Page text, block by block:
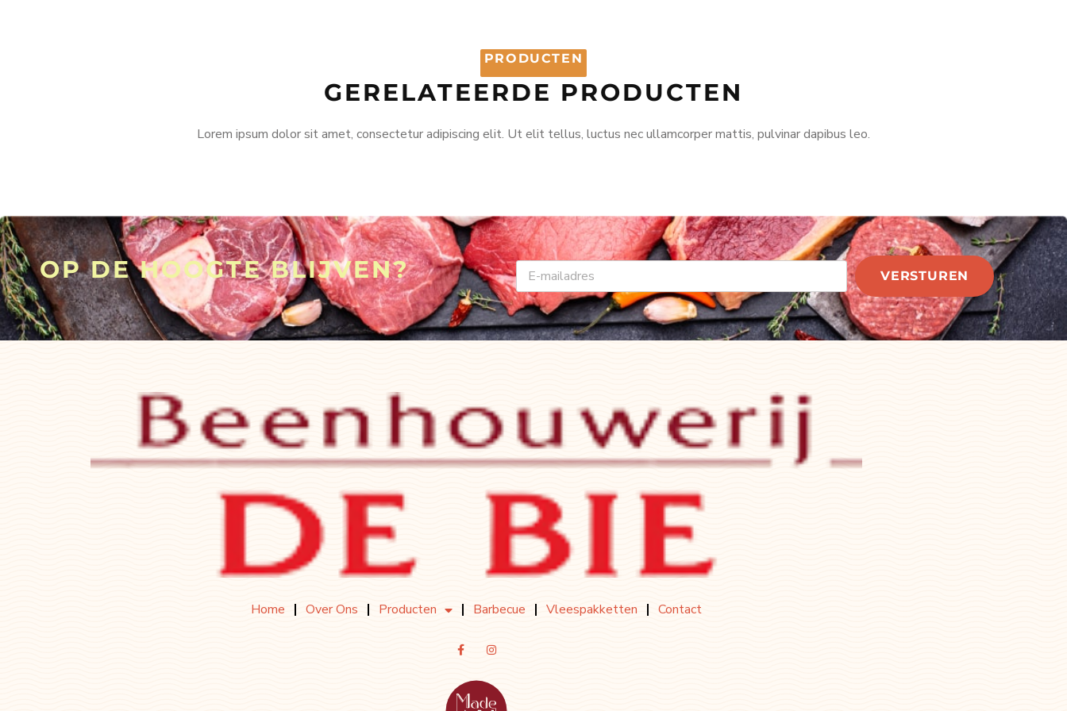
PRODUCTEN
GERELATEERDE PRODUCTEN
Lorem ipsum dolor sit amet, consectetur adipiscing elit. Ut elit tellus, luctus nec ullamcorper mattis, pulvinar dapibus leo.
OP DE HOOGTE BLIJVEN? EMAIL
VERSTUREN
Home Over Ons Producten Barbecue Vleespakketten Contact
F
A
E
B
O
I
N
A
G